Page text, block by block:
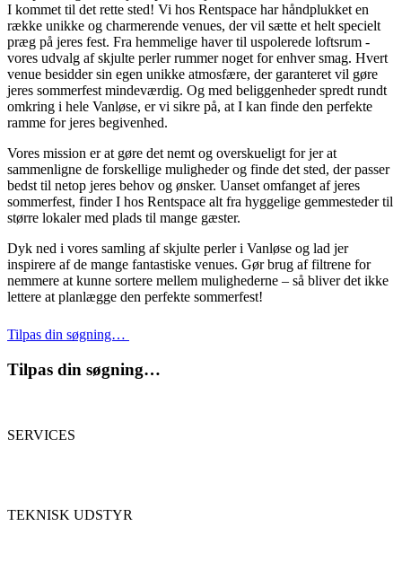
I kommet til det rette sted! Vi hos Rentspace har håndplukket en
række unikke og charmerende venues, der vil sætte et helt specielt
præg på jeres fest. Fra hemmelige haver til uspolerede loftsrum -
vores udvalg af skjulte perler rummer noget for enhver smag. Hvert
venue besidder sin egen unikke atmosfære, der garanteret vil gøre
jeres sommerfest mindeværdig. Og med beliggenheder spredt rundt
omkring i hele Vanløse, er vi sikre på, at I kan finde den perfekte
ramme for jeres begivenhed.
Vores mission er at gøre det nemt og overskueligt for jer at
sammenligne de forskellige muligheder og finde det sted, der passer
bedst til netop jeres behov og ønsker. Uanset omfanget af jeres
sommerfest, finder I hos Rentspace alt fra hyggelige gemmesteder til
større lokaler med plads til mange gæster.
Dyk ned i vores samling af skjulte perler i Vanløse og lad jer
inspirere af de mange fantastiske venues. Gør brug af filtrene for
nemmere at kunne sortere mellem mulighederne – så bliver det ikke
lettere at planlægge den perfekte sommerfest!
Tilpas din søgning…
Tilpas din søgning…
SERVICES
TEKNISK UDSTYR